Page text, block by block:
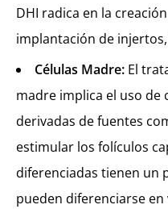
DHI radica en la
implantación de
Células Madre: El
madre implica el uso de
derivadas de fuentes
estimular los folículos
diferenciadas tienen un
pueden diferenciarse